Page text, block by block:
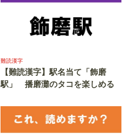
難読漢字
【難読漢字】駅名当て「飾磨
駅」 播磨灘のタコを楽しめる